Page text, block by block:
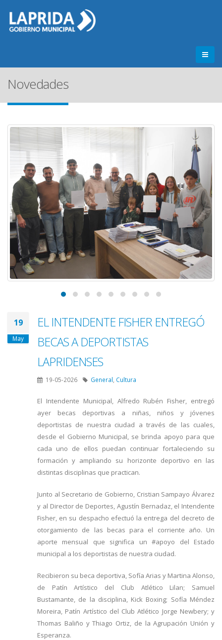
Novedades
19
May
EL INTENDENTE FISHER ENTREGÓ
BECAS A DEPORTISTAS
LAPRIDENSES
19-05-2026 General Cultura
El Intendente Municipal, Alfredo Rubén Fisher, entregó
ayer becas deportivas a niñas, niños y jóvenes
deportistas de nuestra ciudad a través de las cuales,
desde el Gobierno Municipal, se brinda apoyo para que
cada uno de ellos puedan continuar fortaleciendo su
formación y ampliando su horizonte deportivo en las
distintas disciplinas que practican.
Junto al Secretario de Gobierno, Cristian Sampayo Álvarez
y al Director de Deportes, Agustín Bernadaz, el Intendente
Fisher, en su despacho efectuó la entrega del decreto de
otorgamiento de las becas para el corriente año. Un
aporte mensual que significa un #apoyo del Estado
municipal a los deportistas de nuestra ciudad.
Recibieron su beca deportiva, Sofía Arias y Martina Alonso,
de Patín Artístico del Club Atlético Lilan; Samuel
Bustamante, de la disciplina, Kick Boxing; Sofía Méndez
Moreira, Patín Artístico del Club Atlético Jorge Newbery; y
Thomas Baliño y Thiago Ortiz, de la Agrupación Unión y
Esperanza.